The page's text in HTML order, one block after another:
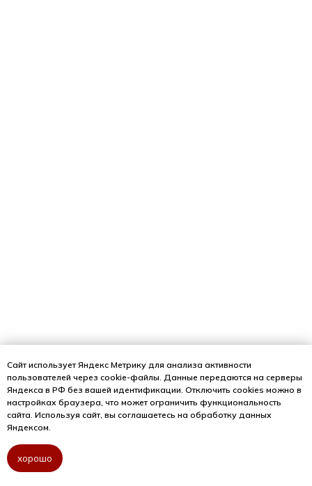
Сайт использует Яндекс Метрику для анализа активности
пользователей через cookie-файлы. Данные передаются на серверы
Яндекса в РФ без вашей идентификации. Отключить cookies можно в
настройках браузера, что может ограничить функциональность
сайта. Используя сайт, вы соглашаетесь на обработку данных
Яндексом.
хорошо